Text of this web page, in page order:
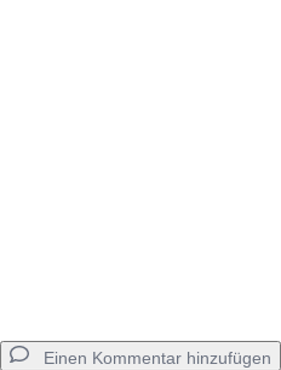
Einen Kommentar hinzufügen